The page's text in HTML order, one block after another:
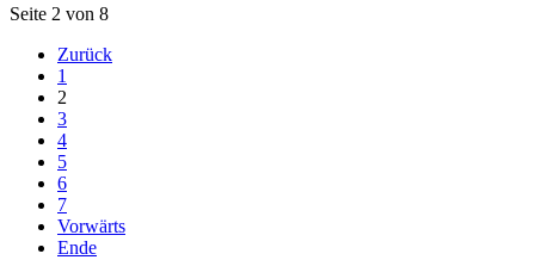
Seite 2 von 8
Zurück
1
2
3
4
5
6
7
Vorwärts
Ende